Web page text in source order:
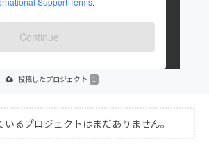
Continue
未設定
未設定
投稿したプロジェクト 1
るプロジェクトはまだありません。